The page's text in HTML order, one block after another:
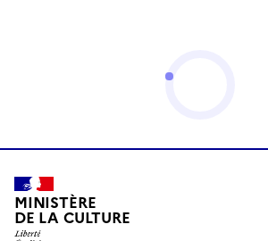
MINISTÈRE
DE LA CULTURE